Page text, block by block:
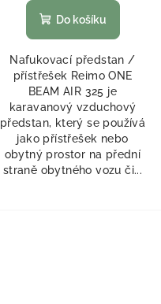
Do košíku
Nafukovací předstan /
přístřešek Reimo ONE
BEAM AIR 325 je
karavanový vzduchový
předstan, který se používá
jako přístřešek nebo
obytný prostor na přední
straně obytného vozu či...